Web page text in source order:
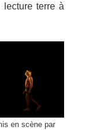
lecture terre à
en scène par